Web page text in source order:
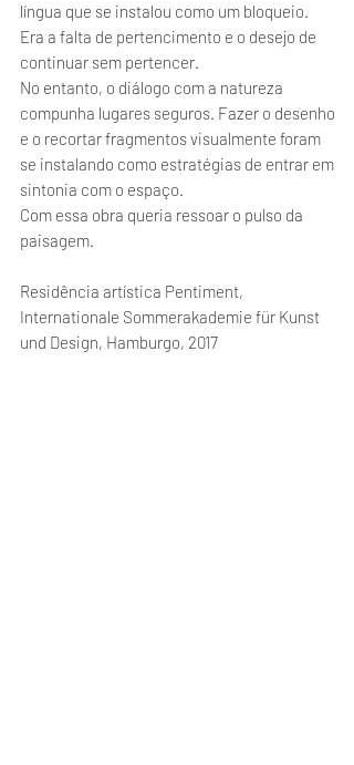
língua que se instalou como um bloqueio.
Era a falta de pertencimento e o desejo de
continuar sem pertencer.
No entanto, o diálogo com a natureza
compunha lugares seguros. Fazer o desenho
e o recortar fragmentos visualmente foram
se instalando como estratégias de entrar em
sintonia com o espaço.
Com essa obra queria ressoar o pulso da
paisagem.
Residência artística Pentiment,
Internationale Sommerakademie für Kunst
und Design, Hamburgo, 2017